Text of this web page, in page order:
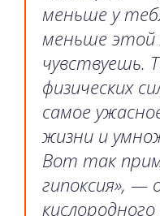
меньше у
меньше этой
чувствуешь.
физических
самое
жизни и
Вот так
гипоксия», —